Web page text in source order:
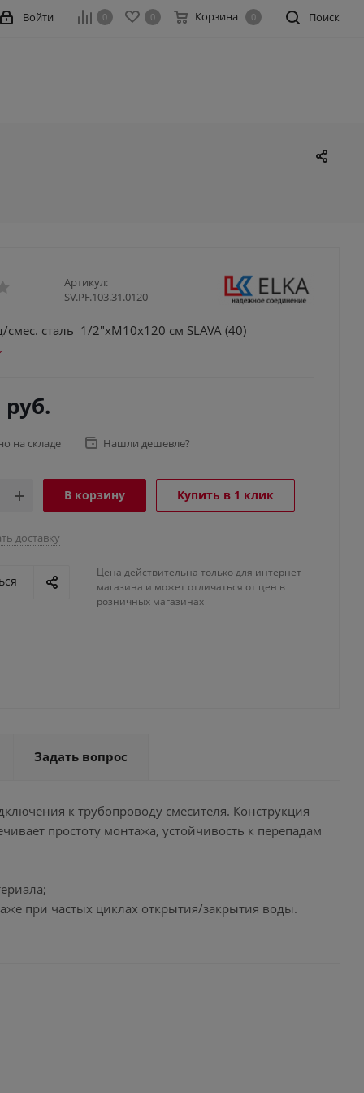
Поиск
0 0 Корзина 0
Войти
Артикул:
SV.PF.103.31.0120
смес. сталь 1/2"xM10x120 см SLAVA (40)
руб.
на складе Нашли дешевле?
В корзину Купить в 1 клик
доставку
Цена действительна только для интернет-
магазина и может отличаться от цен в
розничных магазинах
Задать вопрос
к трубопроводу смесителя. Конструкция
простоту монтажа, устойчивость к перепадам
при частых циклах открытия/закрытия воды.